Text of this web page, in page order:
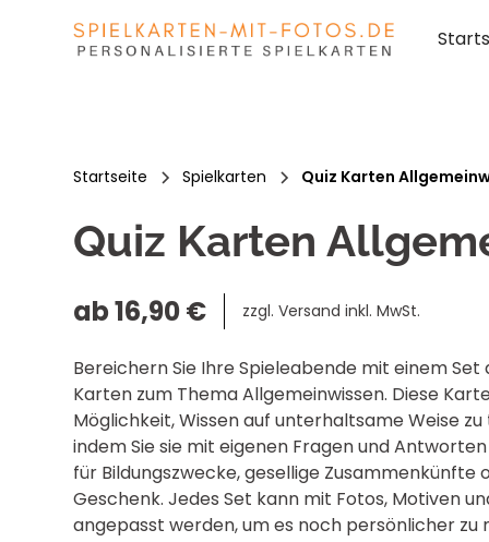
Startseite Spielkarten Quiz Karten
Quiz Karten
ab 16,90 € zzgl. Versand inkl. MwSt.
Bereichern Sie Ihre Spieleabende mit einem Set
Karten zum Thema Allgemeinwissen. Diese
Möglichkeit, Wissen auf unterhaltsame Weise
indem Sie sie mit eigenen Fragen und
für Bildungszwecke, gesellige Zusammenkünfte
Geschenk. Jedes Set kann mit Fotos, Motiven
angepasst werden, um es noch persönlicher zu